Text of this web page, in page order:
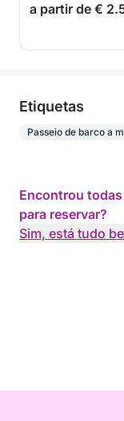
a partir de €
Etiquetas
Passeio de barco a
Encontrou
para reservar?
Sim, está tudo